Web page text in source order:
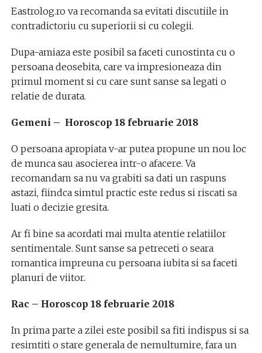
Eastrolog.ro va recomanda sa evitati discutiile in
contradictoriu cu superiorii si cu colegii.
Dupa-amiaza este posibil sa faceti cunostinta cu o
persoana deosebita, care va impresioneaza din
primul moment si cu care sunt sanse sa legati o
relatie de durata.
Gemeni – Horoscop 18 februarie 2018
O persoana apropiata v-ar putea propune un nou loc
de munca sau asocierea intr-o afacere. Va
recomandam sa nu va grabiti sa dati un raspuns
astazi, fiindca simtul practic este redus si riscati sa
luati o decizie gresita.
Ar fi bine sa acordati mai multa atentie relatiilor
sentimentale. Sunt sanse sa petreceti o seara
romantica impreuna cu persoana iubita si sa faceti
planuri de viitor.
Rac – Horoscop 18 februarie 2018
In prima parte a zilei este posibil sa fiti indispus si sa
resimtiti o stare generala de nemultumire, fara un